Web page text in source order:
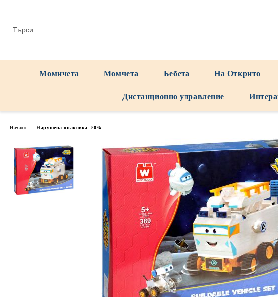
Момичета Момчета Бебета На Открито
Дистанционно управление
Начало Нарушена опаковка -50%